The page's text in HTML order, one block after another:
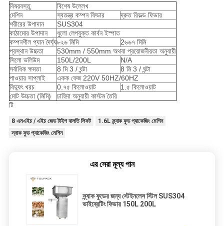
বিষয়বস্তু
বিশেষ উল্লেখ
মেশিন
স্বতন্ত্র কম্পন ফিডার
দ্রুত রিভল্ড ফিডার
শরীরের উপাদান
SUS304
কাঠামোর উপাদান
ধুলো লেপযুক্ত কার্বন ইস্পাত
কম্পনশীল প্যান দৈর্ঘ্য৮২৬ মিমি
2৬৬৭ মিমি
প্রস্থান উচ্চতা
530mm / 550mm অথবা প্রয়োজনীয়তা অনুযায়ী
সিলো ভলিউম
150L/200L
N/A
সর্বাধিক ক্ষমতা
8 মি 3 / ঘন্টা
8 মি 3 / ঘন্টা
পাওয়ার সাপ্লাই
একক ফেজ 220V 50HZ/60HZ
বিদ্যুৎ খরচ
0.৭৫ কিলোওয়াট
1.৫ কিলোওয়াট
মোট উচ্চতা (মিমি)
চাহিদা অনুযায়ী কাস্টম তৈরি
টি
8 এমএইচ / এইচ জেড টাইপ বালতি লিফট
1.6L স্ন্যাক ফুড প্যাকেজিং মেশিন
স্নাক ফুড প্যাকেজিং মেশিন
এর সেরা মূল্য পান
স্ন্যাক ফুডের জন্য স্টেইনলেস স্টিল SUS304
ভাইব্রেটিং ফিডার 150L 200L